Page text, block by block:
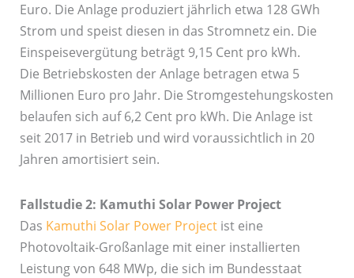
Euro. Die Anlage produziert jährlich etwa 128 GWh
Strom und speist diesen in das Stromnetz ein. Die
Einspeisevergütung beträgt 9,15 Cent pro kWh.
Die Betriebskosten der Anlage betragen etwa 5
Millionen Euro pro Jahr. Die Stromgestehungskosten
belaufen sich auf 6,2 Cent pro kWh. Die Anlage ist
seit 2017 in Betrieb und wird voraussichtlich in 20
Jahren amortisiert sein.
Fallstudie 2: Kamuthi Solar Power Project
Das Kamuthi Solar Power Projectist eine
Photovoltaik-Großanlage mit einer installierten
Leistung von 648 MWp, die sich im Bundesstaat